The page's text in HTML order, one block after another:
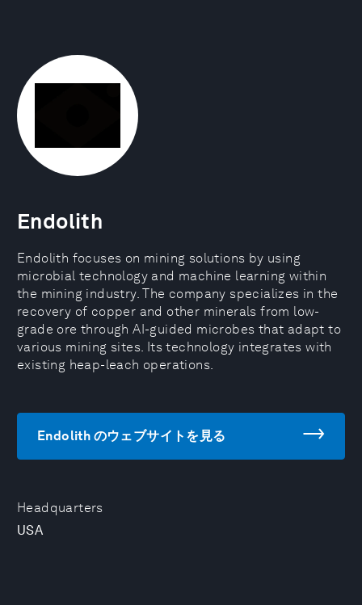
Headquarters
USA
Endolith
Endolith focuses on mining solutions by using
microbial technology and machine learning within
the mining industry. The company specializes in the
recovery of copper and other minerals from low-
grade ore through AI-guided microbes that adapt to
various mining sites. Its technology integrates with
existing heap-leach operations.
Endolith のウェブサイトを見る